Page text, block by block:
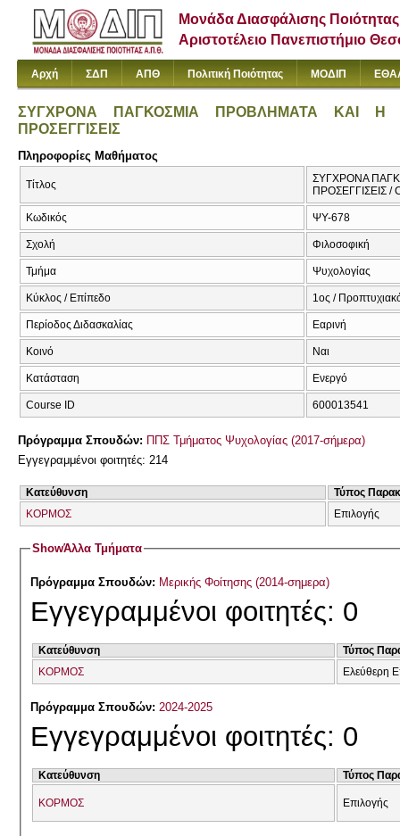
Μονάδα Διασφάλισης Ποιότητας
Αριστοτέλειο Πανεπιστήμιο
Αρχή ΣΔΠ ΑΠΘ Πολιτική Ποιότητας ΜΟΔΙΠ
ΣΥΓΧΡΟΝΑ ΠΑΓΚΟΣΜΙΑ ΠΡΟΒΛΗΜΑΤΑ ΚΑΙ Η
ΠΡΟΣΕΓΓΙΣΕΙΣ
Πληροφορίες Μαθήματος
Τίτλος
ΣΥΓΧΡΟΝΑ
ΠΡΟΣΕΓΓΙΣΕΙΣ /
Κωδικός ΨΥ-678
Σχολή Φιλοσοφική
Τμήμα Ψυχολογίας
Κύκλος / Επίπεδο 1ος /
Περίοδος Διδασκαλίας Εαρινή
Κοινό Ναι
Κατάσταση Ενεργό
Course ID 600013541
Πρόγραμμα Σπουδών: ΠΠΣ Τμήματος Ψυχολογίας (2017-σήμερα)
Εγγεγραμμένοι φοιτητές: 214
Κατεύθυνση
Τύπος
ΚΟΡΜΟΣ
Επιλογής
ShowΆλλα Τμήματα
Πρόγραμμα Σπουδών: Μερικής Φοίτησης (2014-σημερα)
Εγγεγραμμένοι φοιτητές: 0
Κατεύθυνση
Τύπος
ΚΟΡΜΟΣ
Ελεύθερη
Πρόγραμμα Σπουδών: 2024-2025
Εγγεγραμμένοι φοιτητές: 0
Κατεύθυνση Τύπος
ΚΟΡΜΟΣ Επιλογής